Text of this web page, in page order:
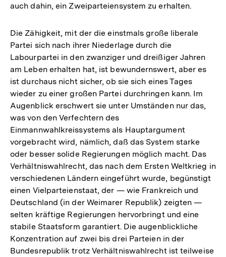
auch dahin, ein Zweiparteiensystem zu erhalten.
Die Zähigkeit, mit der die einstmals große liberale
Partei sich nach ihrer Niederlage durch die
Labourpartei in den zwanziger und dreißiger Jahren
am Leben erhalten hat, ist bewundernswert, aber es
ist durchaus nicht sicher, ob sie sich eines Tages
wieder zu einer großen Partei durchringen kann. Im
Augenblick erschwert sie unter Umständen nur das,
was von den Verfechtern des
Einmannwahlkreissystems als Hauptargument
vorgebracht wird, nämlich, daß das System starke
oder besser solide Regierungen möglich macht. Das
Verhältniswahlrecht, das nach dem Ersten Weltkrieg in
verschiedenen Ländern eingeführt wurde, begünstigt
einen Vielparteienstaat, der — wie Frankreich und
Deutschland (in der Weimarer Republik) zeigten —
selten kräftige Regierungen hervorbringt und eine
stabile Staatsform garantiert. Die augenblickliche
Konzentration auf zwei bis drei Parteien in der
Bundesrepublik trotz Verhältniswahlrecht ist teilweise